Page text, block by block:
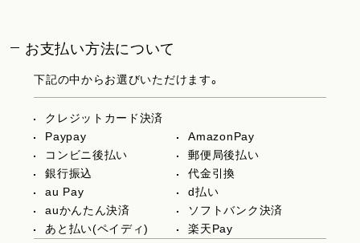
お支払い方法について
下記の中からお選びいただけます。
クレジットカード決済
Paypay
AmazonPay
コンビニ後払い
郵便局後払い
銀行振込
代金引換
au Pay
d払い
auかんたん決済
ソフトバンク決済
あと払い(ペイディ)
楽天Pay